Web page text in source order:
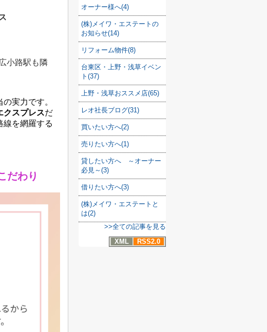
小路駅も隣
実力です。
クスプレスだ
線を網羅する
だわり
オーナー様へ(4)
(株)メイワ・エステートの
お知らせ(14)
リフォーム物件(8)
台東区・上野・浅草イベン
ト(37)
上野・浅草おススメ店(65)
レオ社長ブログ(31)
買いたい方へ(2)
売りたい方へ(1)
貸したい方へ ～オーナー
必見～(3)
借りたい方へ(3)
(株)メイワ・エステートと
は(2)
>>全ての記事を見る
XML
RSS2.0